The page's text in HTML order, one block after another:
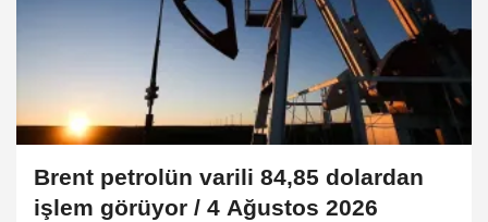
Brent petrolün varili 84,85 dolardan
işlem görüyor / 4 Ağustos 2026